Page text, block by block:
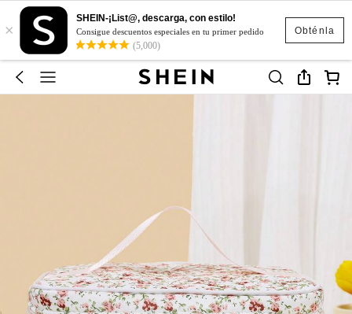
Obténla
×
SHEIN-¡List@, descarga, con estilo!
Consigue descuentos especiales en tu primer pedido
(5,000)